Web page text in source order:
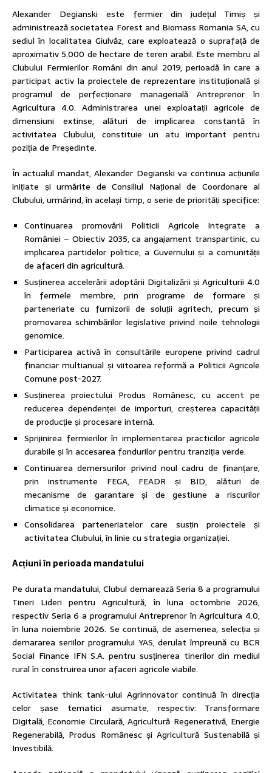
Alexander Degianski este fermier din județul Timiș și
administrează societatea Forest and Biomass Romania SA, cu
sediul în localitatea Giulvăz, care exploatează o suprafață de
aproximativ 5.000 de hectare de teren arabil. Este membru al
Clubului Fermierilor Români din anul 2019, perioadă în care a
participat activ la proiectele de reprezentare instituțională și
programul de perfecționare managerială Antreprenor în
Agricultura 4.0. Administrarea unei exploatații agricole de
dimensiuni extinse, alături de implicarea constantă în
activitatea Clubului, constituie un atu important pentru
poziția de Președinte.
În actualul mandat, Alexander Degianski va continua acțiunile
inițiate și urmărite de Consiliul Național de Coordonare al
Clubului, urmărind, în același timp, o serie de priorități specifice:
Continuarea promovării Politicii Agricole Integrate a
României – Obiectiv 2035, ca angajament transpartinic, cu
implicarea partidelor politice, a Guvernului și a comunității
de afaceri din agricultură.
Susținerea accelerării adoptării Digitalizării și Agriculturii 4.0
în fermele membre, prin programe de formare și
parteneriate cu furnizorii de soluții agritech, precum și
promovarea schimbărilor legislative privind noile tehnologii
genomice.
Participarea activă în consultările europene privind cadrul
financiar multianual și viitoarea reformă a Politicii Agricole
Comune post-2027.
Susținerea proiectului Produs Românesc, cu accent pe
reducerea dependenței de importuri, creșterea capacității
de producție și procesare internă.
Sprijinirea fermierilor în implementarea practicilor agricole
durabile și în accesarea fondurilor pentru tranziția verde.
Continuarea demersurilor privind noul cadru de finanțare,
prin instrumente FEGA, FEADR și BID, alături de
mecanisme de garantare și de gestiune a riscurilor
climatice și economice.
Consolidarea parteneriatelor care susțin proiectele și
activitatea Clubului, în linie cu strategia organizației.
Acțiuni în perioada mandatului
Pe durata mandatului, Clubul demarează Seria 8 a programului
Tineri Lideri pentru Agricultură, în luna octombrie 2026,
respectiv Seria 6 a programului Antreprenor în Agricultura 4.0,
în luna noiembrie 2026. Se continuă, de asemenea, selecția și
demararea seriilor programului YAS, derulat împreună cu BCR
Social Finance IFN S.A. pentru susținerea tinerilor din mediul
rural în construirea unor afaceri agricole viabile.
Activitatea think tank-ului Agrinnovator continuă în direcția
celor șase tematici asumate, respectiv: Transformare
Digitală, Economie Circulară, Agricultură Regenerativă, Energie
Regenerabilă, Produs Românesc și Agricultură Sustenabilă și
Investibilă.